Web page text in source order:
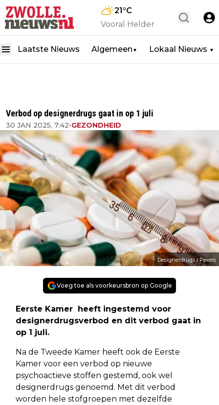
21°C
Vooral Helder
Laatste Nieuws Algemeen ▼ Lokaal Nieuws ▼
Verbod op designerdrugs gaat in op 1 juli
30 JAN 2025, 7:42•GEZONDHEID
Designerdrugs | Pexels
Voeg toe als voorkeursbron op Google
Eerste Kamer heeft ingestemd voor
designerdrugsverbod en dit verbod gaat in
op 1 juli.
Na de Tweede Kamer heeft ook de Eerste
Kamer voor een verbod op nieuwe
psychoactieve stoffen gestemd, ook wel
designerdrugs genoemd. Met dit verbod
worden hele stofgroepen met dezelfde